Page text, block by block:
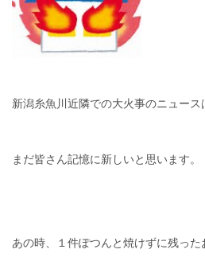
新潟糸魚川近隣での大火事のニュース
まだ皆さん記憶に新しいと思います。
あの時、１件ぽつんと焼けずに残った